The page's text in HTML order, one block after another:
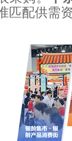
匹配供需